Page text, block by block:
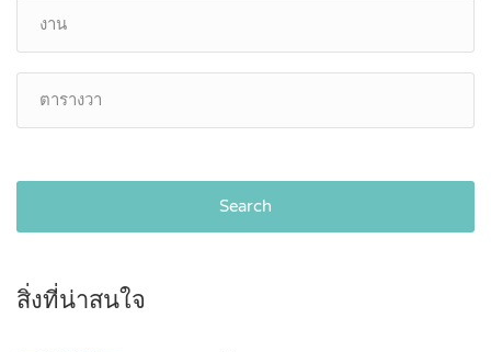
Search
สิ่งที่น่าสนใจ